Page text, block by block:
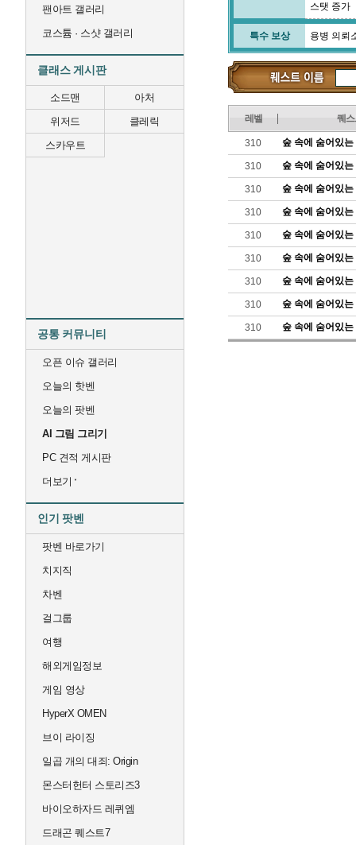
팬아트 갤러리
코스튬 · 스샷 갤러리
클래스 게시판
소드맨
아처
위저드
클레릭
스카우트
공통 커뮤니티
오픈 이슈 갤러리
오늘의 핫벤
오늘의 팟벤
AI 그림 그리기
PC 견적 게시판
더보기
인기 팟벤
팟벤 바로가기
치지직
차벤
걸그룹
여행
해외게임정보
게임 영상
HyperX OMEN
브이 라이징
일곱 개의 대죄: Origin
몬스터헌터 스토리즈3
바이오하자드 레퀴엠
드래곤 퀘스트7
스탯 증가
특수 보상 용병 의뢰
레벨 퀘스
310 숲 속에 숨어있
310 숲 속에 숨어있
310 숲 속에 숨어있
310 숲 속에 숨어있
310 숲 속에 숨어있
310 숲 속에 숨어있
310 숲 속에 숨어있
310 숲 속에 숨어있
310 숲 속에 숨어있